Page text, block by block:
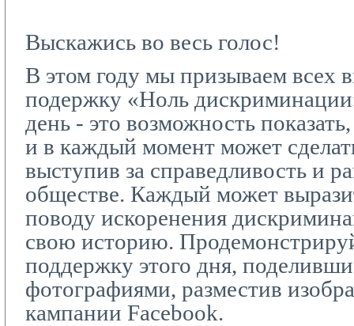
Выскажись во весь голос!
В этом году мы призываем всех
подержку «Ноль
день - это возможность
и в каждый момент может
выступив за справедливость и
обществе. Каждый может
поводу искоренения
свою историю.
поддержку этого дня,
фотографиями, разместив
кампании Facebook.